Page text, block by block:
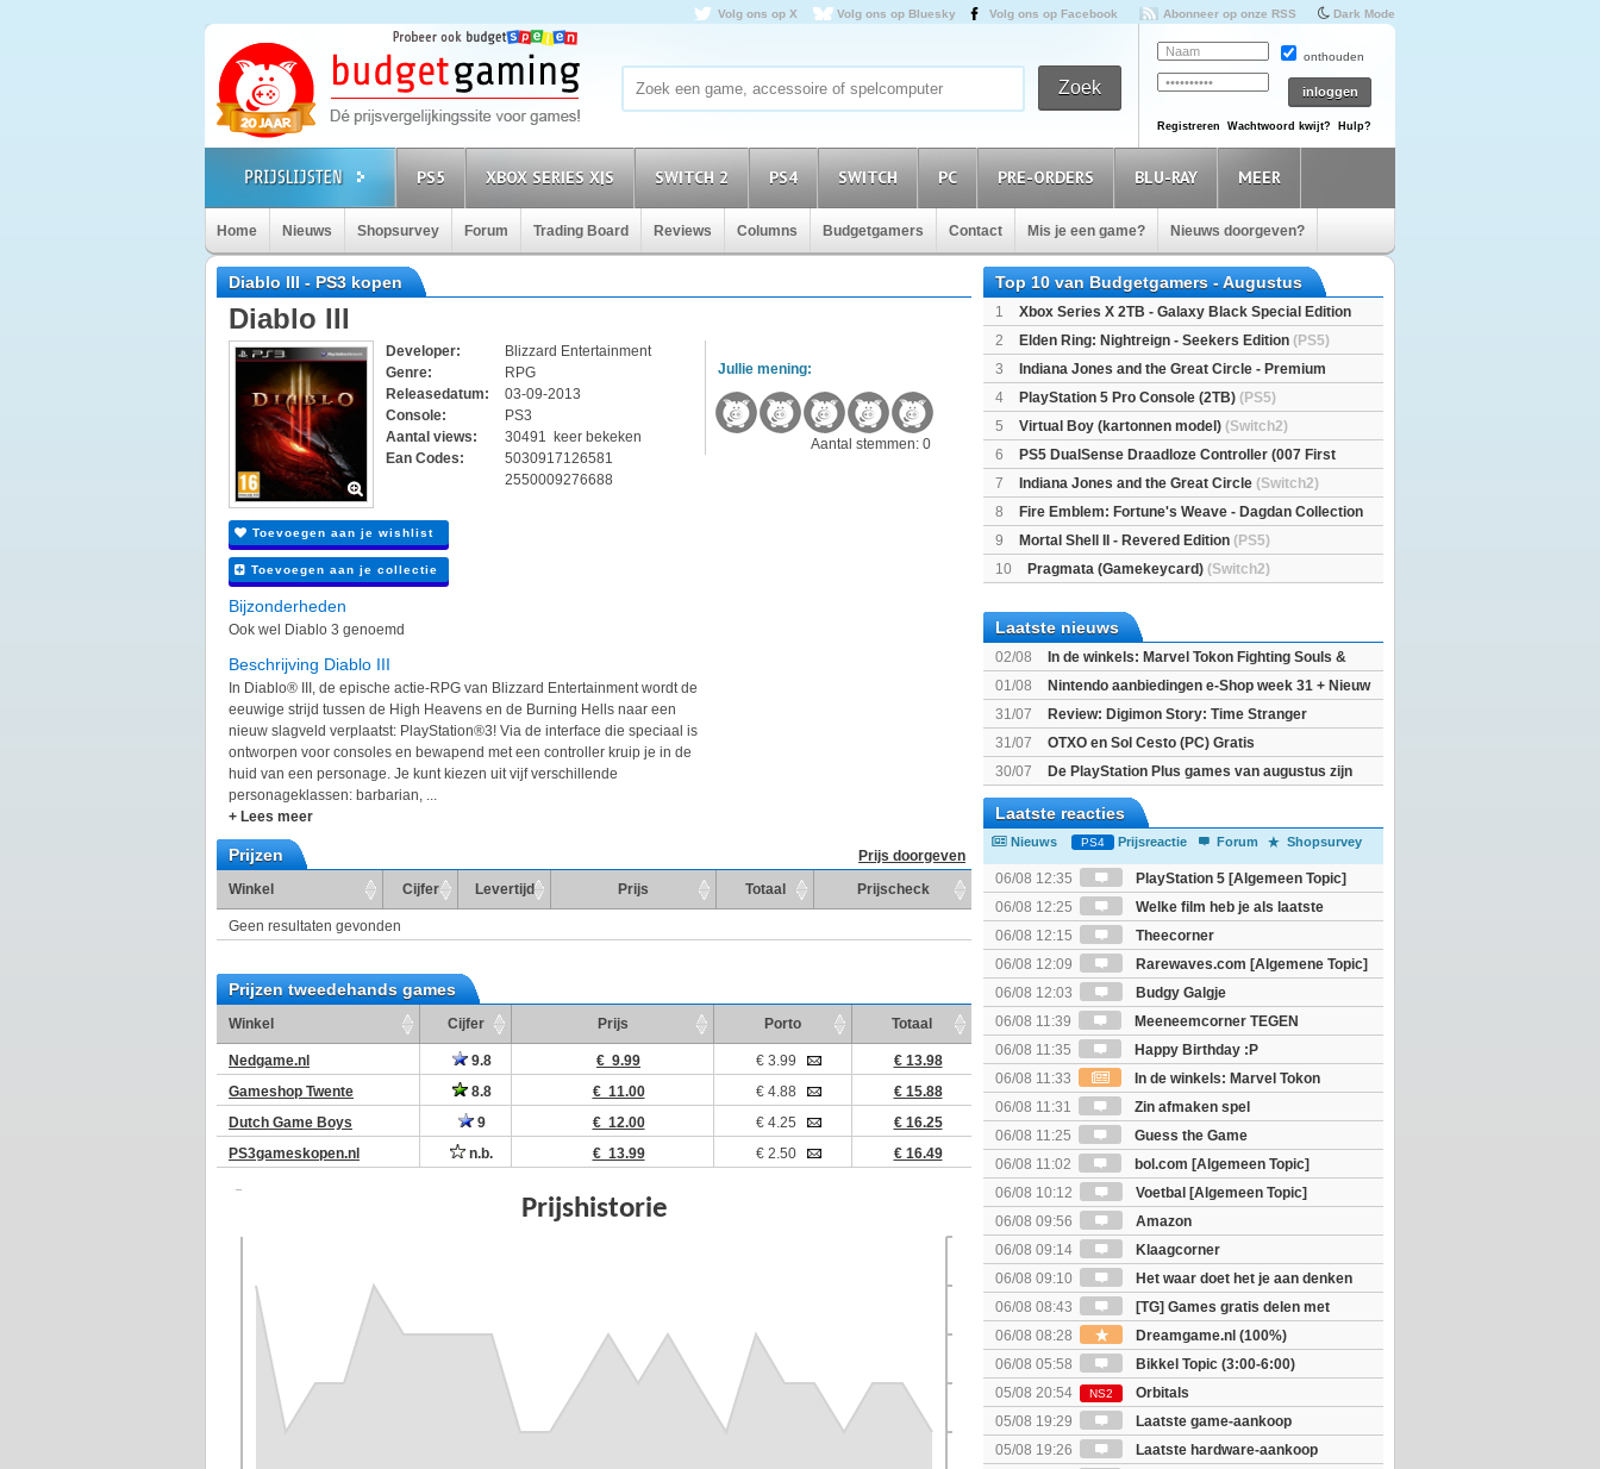
Volg ons op X Volg ons op Bluesky Volg ons op Facebook Abonneer op onze RSS Dark Mode
onthouden
Registreren Wachtwoord kwijt? Hulp?
PS5 XBOX SERIES X|S SWITCH 2 PS4 SWITCH PC PRE-ORDERS BLU-RAY MEER
Home Nieuws Shopsurvey Forum Trading Board Reviews Columns Budgetgamers Contact Mis je een game? Nieuws doorgeven?
Diablo III - PS3 kopen
Diablo III
Developer:
Blizzard Entertainment
Genre:
RPG
Releasedatum:
03-09-2013
Console:
PS3
Aantal views:
30491 keer bekeken
Ean Codes:
5030917126581
2550009276688
Toevoegen aan je wishlist
Toevoegen aan je collectie
Bijzonderheden
Ook wel Diablo 3 genoemd
Beschrijving Diablo III
In Diablo® III, de epische actie-RPG van Blizzard Entertainment wordt de
eeuwige strijd tussen de High Heavens en de Burning Hells naar een
nieuw slagveld verplaatst: PlayStation®3! Via de interface die speciaal is
ontworpen voor consoles en bewapend met een controller kruip je in de
huid van een personage. Je kunt kiezen uit vijf verschillende
personageklassen: barbarian, ...
+ Lees meer
Jullie mening:
Aantal stemmen: 0
Prijzen
Prijs doorgeven
Winkel
Cijfer Levertijd Prijs Totaal Prijscheck
Geen resultaten gevonden
Prijzen tweedehands games
Winkel Cijfer Prijs Porto Totaal
Nedgame.nl 9.8 € 9.99 € 3.99
€ 13.98
Gameshop Twente
8.8 € 11.00 € 4.88
€ 15.88
Dutch Game Boys
9 € 12.00 € 4.25
€ 16.25
PS3gameskopen.nl
n.b. € 13.99 € 2.50 € 16.49
Top 10 van Budgetgamers - Augustus
1
Xbox Series X 2TB - Galaxy Black Special Edition
(XboxSeriesX)
2 Elden Ring: Nightreign - Seekers Edition (PS5)
3
Indiana Jones and the Great Circle - Premium
Edition(PS5)
4 PlayStation 5 Pro Console (2TB) (PS5)
5
Virtual Boy (kartonnen model) (Switch2)
6
PS5 DualSense Draadloze Controller (007 First
Light Limited Edition)(PS5)
7 Indiana Jones and the Great Circle (Switch2)
8
Fire Emblem: Fortune's Weave - Dagdan Collection
(Switch2)
9 Mortal Shell II - Revered Edition (PS5)
10
Pragmata (Gamekeycard) (Switch2)
Laatste nieuws
02/08
In de winkels: Marvel Tokon Fighting Souls &
Beast of Reincarnation
01/08
Nintendo aanbiedingen e-Shop week 31 + Nieuw
voor Switch 2
31/07
Review: Digimon Story: Time Stranger
31/07
OTXO en Sol Cesto (PC) Gratis
30/07
De PlayStation Plus games van augustus zijn
Laatste reacties
Nieuws PS4 Prijsreactie Forum Shopsurvey
06/08 12:35
PlayStation 5 [Algemeen Topic]
06/08 12:25
Welke film heb je als laatste
gezien?
06/08 12:15
Theecorner
06/08 12:09
Rarewaves.com [Algemene Topic]
06/08 12:03
Budgy Galgje
06/08 11:39
Meeneemcorner TEGEN
KOSTPRIJS
06/08 11:35
Happy Birthday :P
06/08 11:33
In de winkels: Marvel Tokon
Fighting Souls & Beast of Reincarnation
06/08 11:31
Zin afmaken spel
06/08 11:25
Guess the Game
06/08 11:02
bol.com [Algemeen Topic]
06/08 10:12
Voetbal [Algemeen Topic]
06/08 09:56
Amazon
06/08 09:14
Klaagcorner
06/08 09:10
Het waar doet het je aan denken
spel! (3 posts wachten!)
06/08 08:43
[TG] Games gratis delen met
elkaar.
06/08 08:28
Dreamgame.nl (100%)
06/08 05:58
Bikkel Topic (3:00-6:00)
05/08 20:54
NS2
Orbitals
05/08 19:29
Laatste game-aankoop
05/08 19:26
Laatste hardware-aankoop